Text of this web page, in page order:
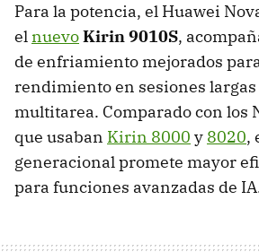
Para la potencia, el Huawei
elnuevoKirin 9010S,
de enfriamiento mejorados
rendimiento en sesiones largas
multitarea. Comparado con los
que usaban Kirin 8000 y 8020,
generacional promete mayor
para funciones avanzadas de